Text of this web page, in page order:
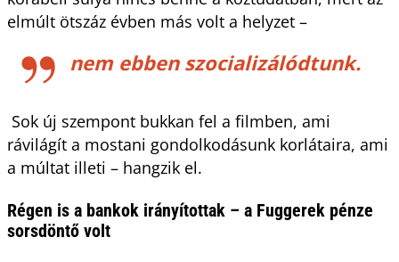
elmúlt ötszáz évben más volt a helyzet –
nem ebben szocializálódtunk.
Sok új szempont bukkan fel a filmben, ami
rávilágít a mostani gondolkodásunk korlátaira, ami
a múltat illeti – hangzik el.
Régen is a bankok irányítottak – a Fuggerek pénze
sorsdöntő volt